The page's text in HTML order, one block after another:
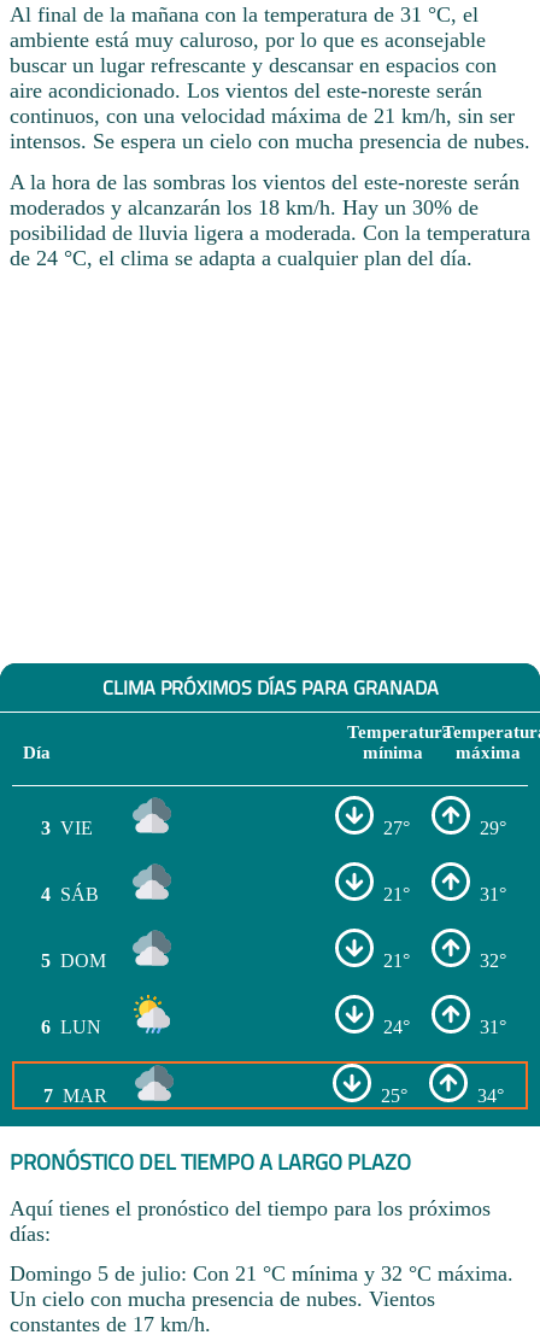
Al final de la mañana con la temperatura de 31 °C, el
ambiente está muy caluroso, por lo que es aconsejable
buscar un lugar refrescante y descansar en espacios con
aire acondicionado. Los vientos del este-noreste serán
continuos, con una velocidad máxima de 21 km/h, sin ser
intensos. Se espera un cielo con mucha presencia de nubes.
A la hora de las sombras los vientos del este-noreste serán
moderados y alcanzarán los 18 km/h. Hay un 30% de
posibilidad de lluvia ligera a moderada. Con la temperatura
de 24 °C, el clima se adapta a cualquier plan del día.
CLIMA PRÓXIMOS DÍAS PARA GRANADA
Día
Temperatura
mínima
máxima
3 VIE 27° 29°
4 SÁB 21° 31°
5 DOM 21° 32°
6 LUN 24° 31°
7 MAR 25° 34°
PRONÓSTICO DEL TIEMPO A LARGO PLAZO
Aquí tienes el pronóstico del tiempo para los próximos
días:
Domingo 5 de julio: Con 21 °C mínima y 32 °C máxima.
Un cielo con mucha presencia de nubes. Vientos
constantes de 17 km/h.